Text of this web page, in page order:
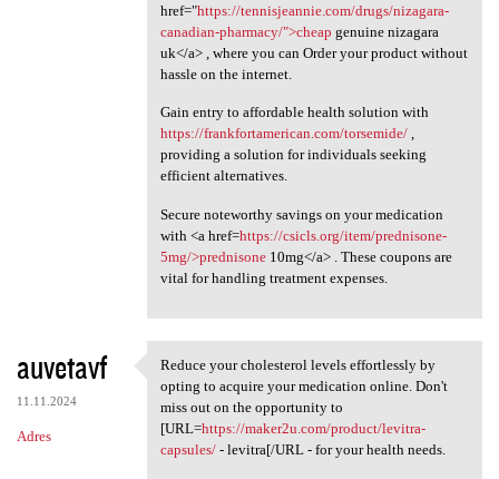
href="https://tennisjeannie.com/drugs/nizagara-
canadian-pharmacy/">cheap genuine nizagara
uk</a> , where you can Order your product without
hassle on the internet.
Gain entry to affordable health solution with
https://frankfortamerican.com/torsemide/,
providing a solution for individuals seeking
efficient alternatives.
Secure noteworthy savings on your medication
with <a href=https://csicls.org/item/prednisone-
5mg/>prednisone10mg</a> . These coupons are
vital for handling treatment expenses.
auvetavf
11.11.2024
Adres
Reduce your cholesterol
Reduce your cholesterol levels effortlessly by
opting to acquire your medication online. Don't
miss out on the opportunity to
[URL=https://maker2u.com/product/levitra-
capsules/- levitra[/URL - for your health needs.